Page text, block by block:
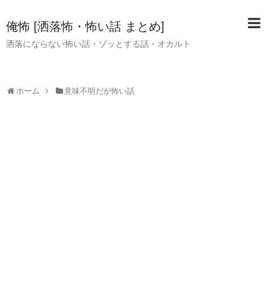
俺怖 [洒落怖・怖い話 まとめ]
洒落にならない怖い話・ゾッとする話・オカルト
ホーム 意味不明だが怖い話